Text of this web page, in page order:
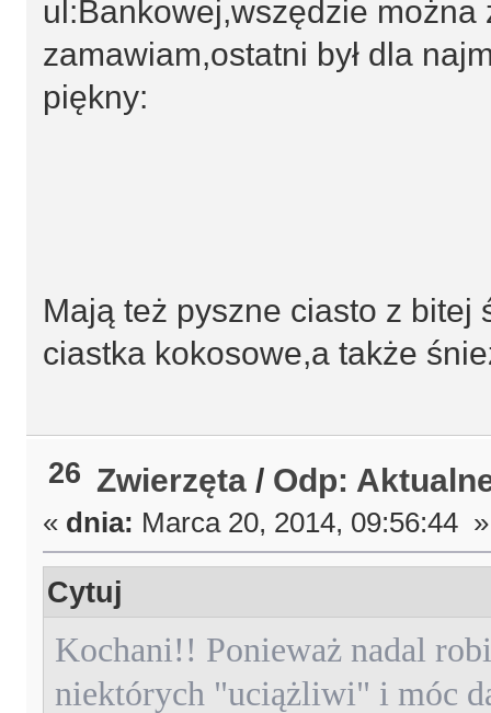
ul:Bankowej,wszędzie
zamawiam,ostatni był dla
piękny:
Mają też pyszne ciasto z
ciastka kokosowe,a także
26 Zwierzęta / Odp:
« dnia: Marca 20, 2014, 09:56:44 »
Cytuj
Kochani!! Ponieważ nadal
niektórych "uciążliwi" i móc